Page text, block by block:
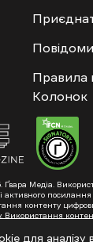
Правила
Колонок
Ґвара Медіа.
активного
контенту
Використання
для аналізу